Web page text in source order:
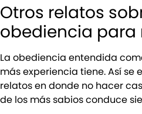
Otros relatos
obediencia para
La obediencia entendida
más experiencia tiene. Así se
relatos en donde no hacer
de los más sabios conduce